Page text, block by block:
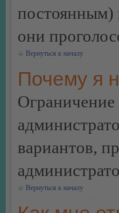
постоянным)
они
Вернуться к началу
Почему я
Ограничение
вариантов,
Вернуться к началу